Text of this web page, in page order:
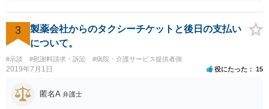
とで、損害の証明なくとも解決金という形で支払に応じてしまうケー
スがあるのでご注意ください。
3
製薬会社からのタクシーチケットと後日の支払い
について。
#示談 #慰謝料請求・訴訟 #病院・介護サービス提供者側
2019年7月1日 役にたった 15
匿名A 弁護士